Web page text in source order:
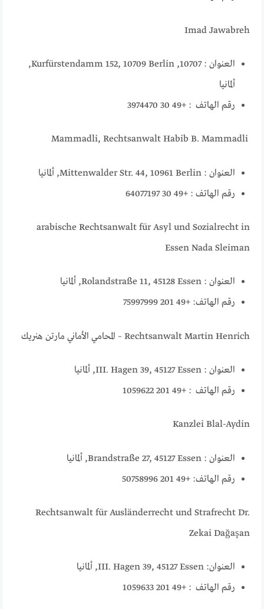
Imad Jawabreh
العنوان : 10707, Kurfürstendamm 152, 10709 Berlin,
ألمانيا
رقم الهاتف : +49 30 3974470
Mammadli, Rechtsanwalt Habib B. Mammadli
العنوان : Mittenwalder Str. 44, 10961 Berlin, ألمانيا
رقم الهاتف : +49 30 64077197
arabische Rechtsanwalt für Asyl und Sozialrecht in
Essen Nada Sleiman
العنوان : Rolandstraße 11, 45128 Essen, ألمانيا
رقم الهاتف: +49 201 75997999
Rechtsanwalt Martin Henrich – المحامي الأماني مارتن هنريك
العنوان : III. Hagen 39, 45127 Essen, ألمانيا
رقم الهاتف : +49 201 1059622
Kanzlei Blal-Aydin
العنوان : Brandstraße 27, 45127 Essen, ألمانيا
رقم الهاتف: +49 201 50758996
Rechtsanwalt für Ausländerrecht und Strafrecht Dr.
Zekai Dağaşan
العنوان: III. Hagen 39, 45127 Essen, ألمانيا
رقم الهاتف : +49 201 1059633